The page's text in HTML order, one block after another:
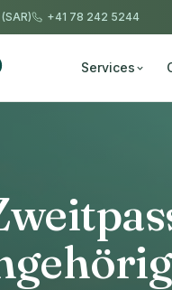
+41 78 242 5244
Services